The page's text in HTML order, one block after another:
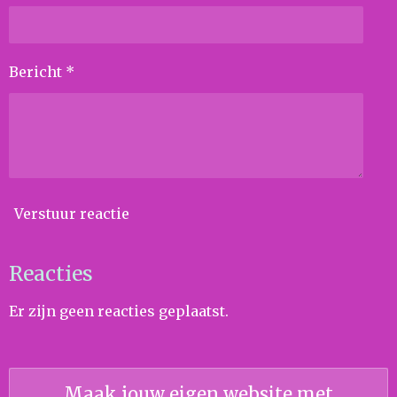
Bericht *
Verstuur reactie
Reacties
Er zijn geen reacties geplaatst.